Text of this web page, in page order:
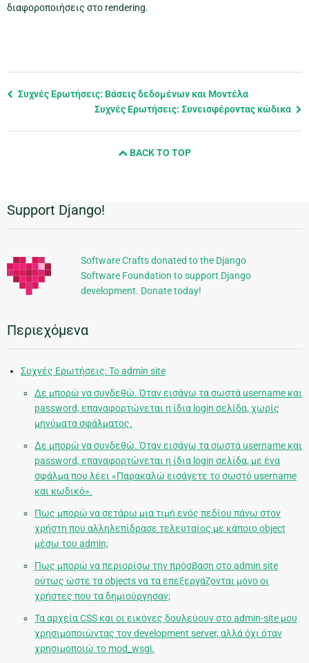
διαφοροποιήσεις στο rendering.
Previous
Συχνές Ερωτήσεις: Βάσεις δεδομένων και Μοντέλα
Συχνές Ερωτήσεις: Συνεισφέροντας κώδικα
BACK TO TOP
Πρόσθετες
πληροφορίες
Support Django!
Software Crafts donated to the Django
Software Foundation to support Django
development. Donate today!
Περιεχόμενα
Συχνές Ερωτήσεις: Το admin site
Δε μπορώ να συνδεθώ. Όταν εισάγω τα σωστά username και
password, επαναφορτώνεται η ίδια login σελίδα, χωρίς
μηνύματα σφάλματος.
Δε μπορώ να συνδεθώ. Όταν εισάγω τα σωστά username και
password, επαναφορτώνεται η ίδια login σελίδα, με ένα
σφάλμα που λέει «Παρακαλώ εισάγετε το σωστό username
και κωδικό».
Πως μπορώ να σετάρω μια τιμή ενός πεδίου πάνω στον
χρήστη που αλληλεπίδρασε τελευταίος με κάποιο object
μέσω του admin;
Πως μπορώ να περιορίσω την πρόσβαση στο admin site
ούτως ώστε τα objects να τα επεξεργάζονται μόνο οι
χρήστες που τα δημιούργησαν;
Τα αρχεία CSS και οι εικόνες δουλεύουν στο admin-site μου
χρησιμοποιώντας τον development server, αλλά όχι όταν
χρησιμοποιώ το mod_wsgi.